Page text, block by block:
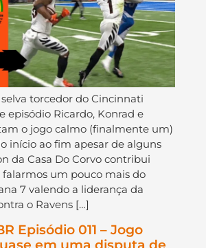
torcedor do Cincinnati
episódio Ricardo, Konrad e
o jogo calmo (finalmente um)
início ao fim apesar de alguns
da Casa Do Corvo contribui
um pouco mais do
7 valendo a liderança da
o Ravens […]
Episódio 011 – Jogo
em uma disputa de